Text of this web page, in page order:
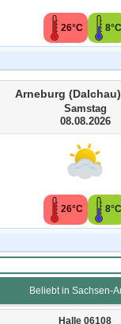
26°C 8°C
Arneburg
Samstag
08.08.2026
26°C 8°C
Beliebt in Sachsen-
Halle 06108